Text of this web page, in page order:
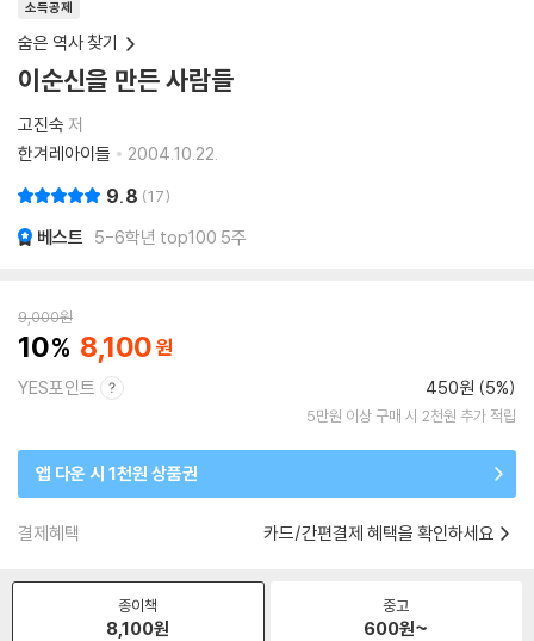
소득공제
숨은 역사 찾기
이순신을 만든 사람들
고진숙 저
한겨레아이들
2004.10.22.
9.8 17
베스트 5-6학년 top100 5주
9,000원
10 8,100
YES포인트 450원 (5%)
5만원 이상 구매 시 2천원 추가 적립
앱 다운 시 1천원 상품권
결제혜택 카드/간편결제 혜택을 확인하세요
종이책
8,100원
중고
600원~